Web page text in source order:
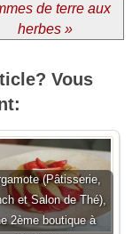
de terre aux
herbes »
Vous
(Pâtisserie,
et Salon de Thé),
2ème boutique à